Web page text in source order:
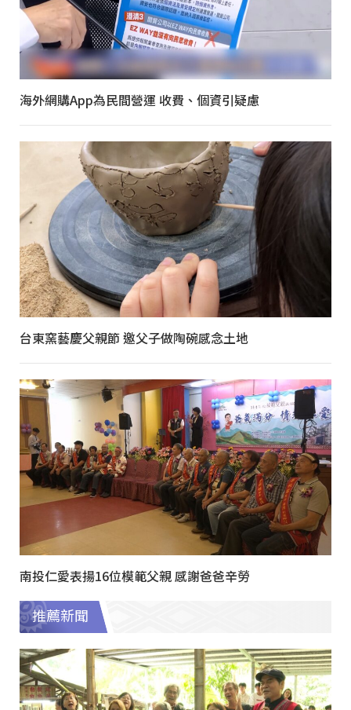
海外網購App為民間營運 收費、個資引疑慮
台東窯藝慶父親節 邀父子做陶碗感念土地
南投仁愛表揚16位模範父親 感謝爸爸辛勞
推薦新聞